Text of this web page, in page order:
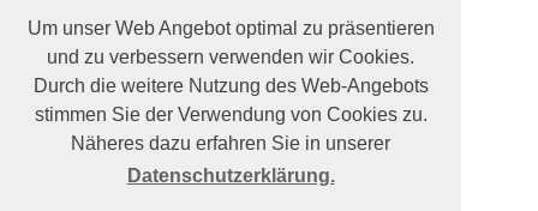
Um unser Web Angebot optimal zu präsentieren
und zu verbessern verwenden wir Cookies.
Durch die weitere Nutzung des Web-Angebots
stimmen Sie der Verwendung von Cookies zu.
Näheres dazu erfahren Sie in unserer
Datenschutzerklärung.